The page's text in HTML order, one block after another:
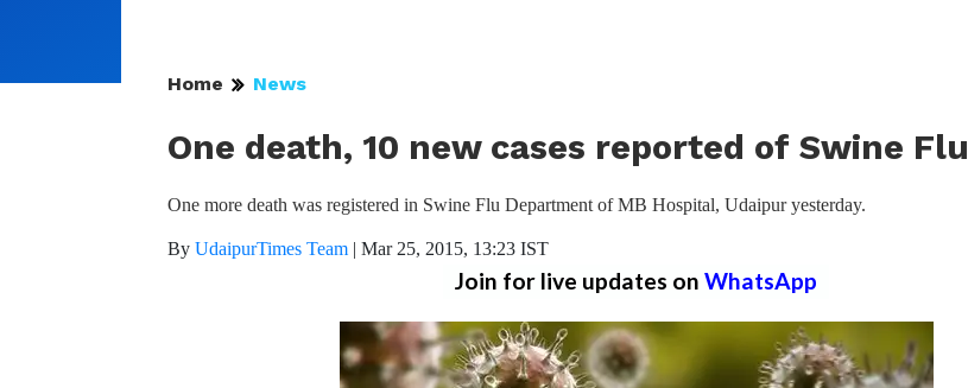
Home News
One death, 10 new cases reported of Swine Flu
One more death was registered in Swine Flu Department of MB Hospital, Udaipur yesterday.
By UdaipurTimes Team | Mar 25, 2015, 13:23 IST
Join for live updates on WhatsApp